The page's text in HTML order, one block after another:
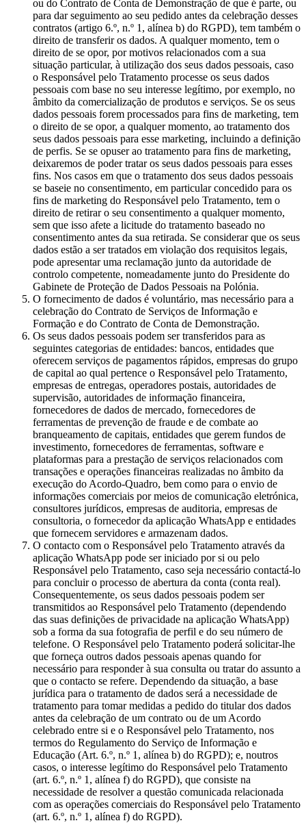
ou do Contrato de Conta de Demonstração de que é parte, ou
para dar seguimento ao seu pedido antes da celebração desses
contratos (artigo 6.º, n.º 1, alínea b) do RGPD), tem também o
direito de transferir os dados. A qualquer momento, tem o
direito de se opor, por motivos relacionados com a sua
situação particular, à utilização dos seus dados pessoais, caso
o Responsável pelo Tratamento processe os seus dados
pessoais com base no seu interesse legítimo, por exemplo, no
âmbito da comercialização de produtos e serviços. Se os seus
dados pessoais forem processados para fins de marketing, tem
o direito de se opor, a qualquer momento, ao tratamento dos
seus dados pessoais para esse marketing, incluindo a definição
de perfis. Se se opuser ao tratamento para fins de marketing,
deixaremos de poder tratar os seus dados pessoais para esses
fins. Nos casos em que o tratamento dos seus dados pessoais
se baseie no consentimento, em particular concedido para os
fins de marketing do Responsável pelo Tratamento, tem o
direito de retirar o seu consentimento a qualquer momento,
sem que isso afete a licitude do tratamento baseado no
consentimento antes da sua retirada. Se considerar que os seus
dados estão a ser tratados em violação dos requisitos legais,
pode apresentar uma reclamação junto da autoridade de
controlo competente, nomeadamente junto do Presidente do
Gabinete de Proteção de Dados Pessoais na Polónia.
O fornecimento de dados é voluntário, mas necessário para a
celebração do Contrato de Serviços de Informação e
Formação e do Contrato de Conta de Demonstração.
Os seus dados pessoais podem ser transferidos para as
seguintes categorias de entidades: bancos, entidades que
oferecem serviços de pagamentos rápidos, empresas do grupo
de capital ao qual pertence o Responsável pelo Tratamento,
empresas de entregas, operadores postais, autoridades de
supervisão, autoridades de informação financeira,
fornecedores de dados de mercado, fornecedores de
ferramentas de prevenção de fraude e de combate ao
branqueamento de capitais, entidades que gerem fundos de
investimento, fornecedores de ferramentas, software e
plataformas para a prestação de serviços relacionados com
transações e operações financeiras realizadas no âmbito da
execução do Acordo-Quadro, bem como para o envio de
informações comerciais por meios de comunicação eletrónica,
consultores jurídicos, empresas de auditoria, empresas de
consultoria, o fornecedor da aplicação WhatsApp e entidades
que fornecem servidores e armazenam dados.
O contacto com o Responsável pelo Tratamento através da
aplicação WhatsApp pode ser iniciado por si ou pelo
Responsável pelo Tratamento, caso seja necessário contactá-lo
para concluir o processo de abertura da conta (conta real).
Consequentemente, os seus dados pessoais podem ser
transmitidos ao Responsável pelo Tratamento (dependendo
das suas definições de privacidade na aplicação WhatsApp)
sob a forma da sua fotografia de perfil e do seu número de
telefone. O Responsável pelo Tratamento poderá solicitar-lhe
que forneça outros dados pessoais apenas quando for
necessário para responder à sua consulta ou tratar do assunto a
que o contacto se refere. Dependendo da situação, a base
jurídica para o tratamento de dados será a necessidade de
tratamento para tomar medidas a pedido do titular dos dados
antes da celebração de um contrato ou de um Acordo
celebrado entre si e o Responsável pelo Tratamento, nos
termos do Regulamento do Serviço de Informação e
Educação (Art. 6.º, n.º 1, alínea b) do RGPD); e, noutros
casos, o interesse legítimo do Responsável pelo Tratamento
(art. 6.º, n.º 1, alínea f) do RGPD), que consiste na
necessidade de resolver a questão comunicada relacionada
com as operações comerciais do Responsável pelo Tratamento
(art. 6.º, n.º 1, alínea f) do RGPD).